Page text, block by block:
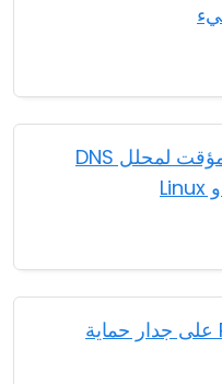
كيفية تفريغ ذاكرة التخزين المؤقت لمحلل DNS
السماح لـ Remote Utilities على جدار حماية